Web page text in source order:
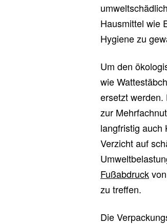
Hausmittel wie
Hygiene zu
Um den
wie
ersetzt
zur
langfristig auch
Verzicht auf
Fußabdruck
zu treffen.
Die